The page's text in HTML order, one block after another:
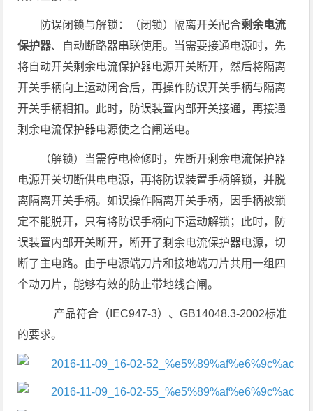
防误闭锁与解锁：（闭锁）隔离开关配合剩余电流
保护器、自动断路器串联使用。当需要接通电源时，先
将自动开关剩余电流保护器电源开关断开，然后将隔离
开关手柄向上运动闭合后，再操作防误开关手柄与隔离
开关手柄相扣。此时，防误装置内部开关接通，再接通
剩余电流保护器电源使之合闸送电。
（解锁）当需停电检修时，先断开剩余电流保护器
电源开关切断供电电源，再将防误装置手柄解锁，并脱
离隔离开关手柄。如误操作隔离开关手柄，因手柄被锁
定不能脱开，只有将防误手柄向下运动解锁；此时，防
误装置内部开关断开，断开了剩余电流保护器电源，切
断了主电路。由于电源端刀片和接地端刀片共用一组四
个动刀片，能够有效的防止带地线合闸。
产品符合（IEC947-3）、GB14048.3-2002标准
的要求。